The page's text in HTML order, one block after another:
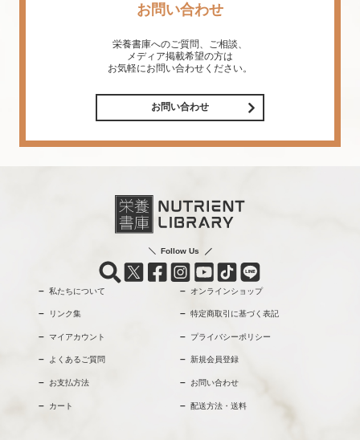
お問い合わせ
栄養書庫へのご質問、ご相談、
メディア掲載希望の方は
お気軽にお問い合わせください。
お問い合わせ
Follow Us
私たちについて オンラインショップ
リンク集 特定商取引に基づく表記
マイアカウント プライバシーポリシー
よくあるご質問 新規会員登録
お支払方法 お問い合わせ
カート 配送方法・送料